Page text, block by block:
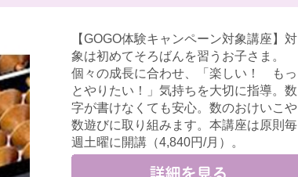
【GOGO体験キャンペーン対象講座】対
象は初めてそろばんを習うお子さま。
個々の成長に合わせ、「楽しい！ もっ
とやりたい！」気持ちを大切に指導。数
字が書けなくても安心。数のおけいこや
数遊びに取り組みます。本講座は原則毎
週土曜に開講（4,840円/月）。